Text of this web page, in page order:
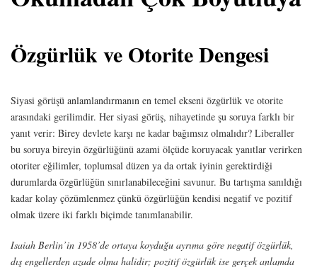
Özgürlük ve Otorite Dengesi
Siyasi görüşü anlamlandırmanın en temel ekseni özgürlük ve otorite
arasındaki gerilimdir. Her siyasi görüş, nihayetinde şu soruya farklı bir
yanıt verir: Birey devlete karşı ne kadar bağımsız olmalıdır? Liberaller
bu soruya bireyin özgürlüğünü azami ölçüde koruyacak yanıtlar verirken
otoriter eğilimler, toplumsal düzen ya da ortak iyinin gerektirdiği
durumlarda özgürlüğün sınırlanabileceğini savunur. Bu tartışma sanıldığı
kadar kolay çözümlenmez çünkü özgürlüğün kendisi negatif ve pozitif
olmak üzere iki farklı biçimde tanımlanabilir.
Isaiah Berlin’in 1958’de ortaya koyduğu ayrıma göre negatif özgürlük,
dış engellerden azade olma halidir; pozitif özgürlük ise gerçek anlamda